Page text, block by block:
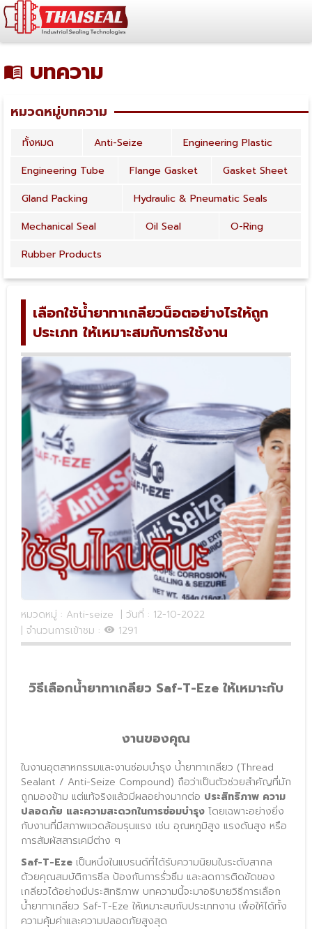
บทความ
หมวดหมู่บทความ
ทั้งหมด Anti-Seize
Engineering Plastic
Engineering Tube
Flange Gasket
Gasket Sheet
Gland Packing
Hydraulic & Pneumatic Seals
Mechanical Seal
Oil Seal
O-Ring
Rubber Products
เลือกใช้น้ำยาทาเกลียวน็อตอย่างไรให้ถูก
ประเภท ให้เหมาะสมกับการใช้งาน
หมวดหมู่ : Anti-seize | วันที่ : 12-10-2022
| จำนวนการเข้าชม :
1291
วิธีเลือกน้ำยาทาเกลียว Saf-T-Eze ให้เหมาะกับ
งานของคุณ
ในงานอุตสาหกรรมและงานซ่อมบำรุง น้ำยาทาเกลียว (Thread
Sealant / Anti-Seize Compound) ถือว่าเป็นตัวช่วยสำคัญที่มัก
ถูกมองข้าม แต่แท้จริงแล้วมีผลอย่างมากต่อ ประสิทธิภาพ ความ
ปลอดภัย และความสะดวกในการซ่อมบำรุง โดยเฉพาะอย่างยิ่ง
กับงานที่มีสภาพแวดล้อมรุนแรง เช่น อุณหภูมิสูง แรงดันสูง หรือ
การสัมผัสสารเคมีต่าง ๆ
Saf-T-Eze เป็นหนึ่งในแบรนด์ที่ได้รับความนิยมในระดับสากล
ด้วยคุณสมบัติการซีล ป้องกันการรั่วซึม และลดการติดขัดของ
เกลียวได้อย่างมีประสิทธิภาพ บทความนี้จะมาอธิบายวิธีการเลือก
น้ำยาทาเกลียว Saf-T-Eze ให้เหมาะสมกับประเภทงาน เพื่อให้ได้ทั้ง
ความคุ้มค่าและความปลอดภัยสูงสุด